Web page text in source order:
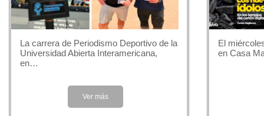
lucro. Y,
representa,
La
directivas
La carrera de Periodismo Deportivo de la
Universidad Abierta Interamericana,
en…
Ver más
El
en Casa